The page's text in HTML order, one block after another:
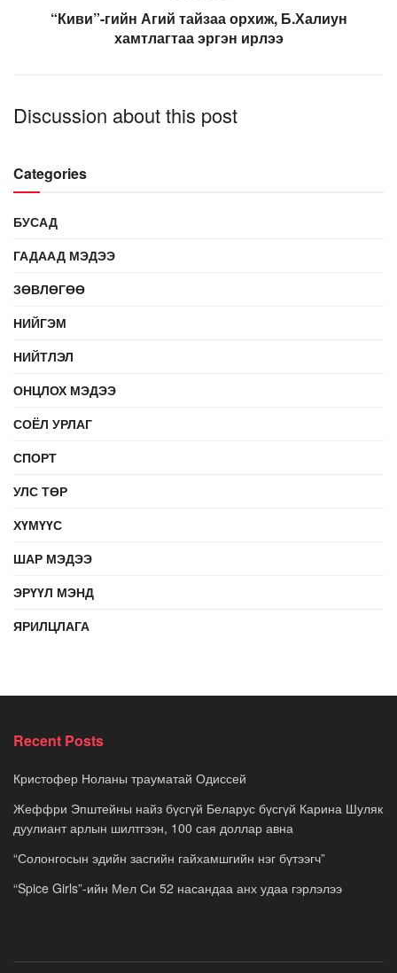
“Киви”-гийн Агий тайзаа орхиж, Б.Халиун
хамтлагтаа эргэн ирлээ
Discussion about this post
Categories
БУСАД
ГАДААД МЭДЭЭ
ЗӨВЛӨГӨӨ
НИЙГЭМ
НИЙТЛЭЛ
ОНЦЛОХ МЭДЭЭ
СОЁЛ УРЛАГ
СПОРТ
УЛС ТӨР
ХҮМҮҮС
ШАР МЭДЭЭ
ЭРҮҮЛ МЭНД
ЯРИЛЦЛАГА
Recent Posts
Кристофер Ноланы трауматай Одиссей
Жеффри Эпштейны найз бүсгүй Беларус бүсгүй Карина Шуляк
дуулиант арлын шилтгээн, 100 сая доллар авна
“Солонгосын эдийн засгийн гайхамшгийн нэг бүтээгч”
“Spice Girls”-ийн Мел Си 52 насандаа анх удаа гэрлэлээ